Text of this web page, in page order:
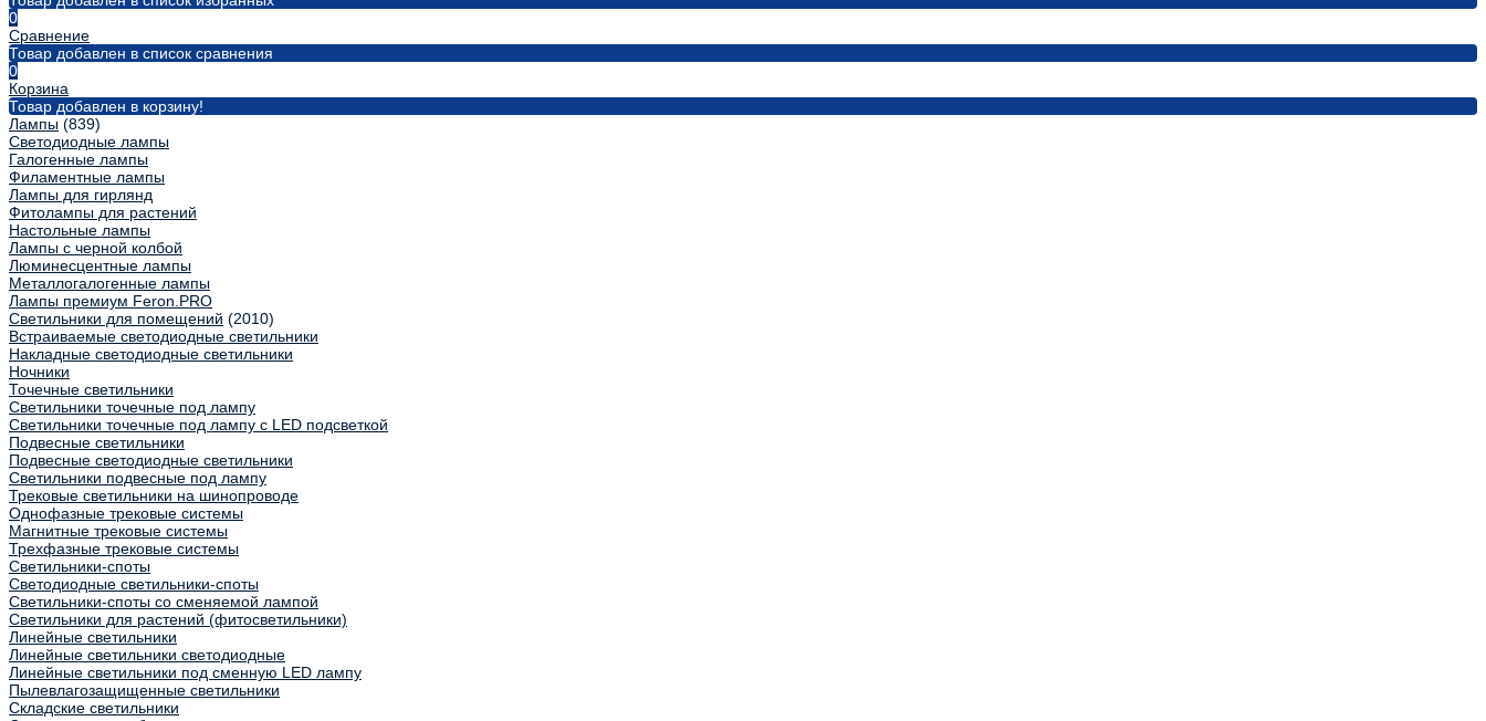
0
Сравнение
Товар добавлен в список сравнения
0
Корзина
Товар добавлен в корзину!
Лампы (839)
Светодиодные лампы
Галогенные лампы
Филаментные лампы
Лампы для гирлянд
Фитолампы для растений
Настольные лампы
Лампы с черной колбой
Люминесцентные лампы
Металлогалогенные лампы
Лампы премиум Feron.PRO
Светильники для помещений (2010)
Встраиваемые светодиодные светильники
Накладные светодиодные светильники
Ночники
Точечные светильники
Светильники точечные под лампу
Светильники точечные под лампу с LED подсветкой
Подвесные светильники
Подвесные светодиодные светильники
Светильники подвесные под лампу
Трековые светильники на шинопроводе
Однофазные трековые системы
Магнитные трековые системы
Трехфазные трековые системы
Светильники-споты
Светодиодные светильники-споты
Светильники-споты со сменяемой лампой
Светильники для растений (фитосветильники)
Линейные светильники
Линейные светильники светодиодные
Линейные светильники под сменную LED лампу
Пылевлагозащищенные светильники
Складские светильники